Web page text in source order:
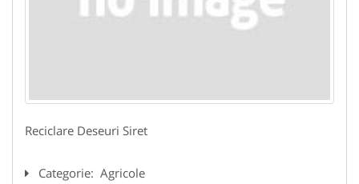
Reciclare Deseuri Siret
Categorie: Agricole